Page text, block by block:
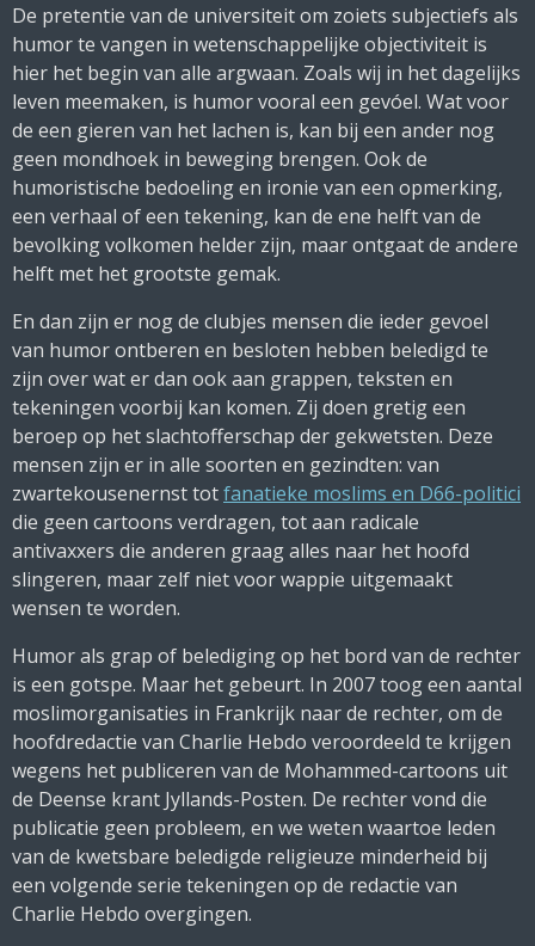
De pretentie van de universiteit om zoiets subjectiefs als
humor te vangen in wetenschappelijke objectiviteit is
hier het begin van alle argwaan. Zoals wij in het dagelijks
leven meemaken, is humor vooral een gevóel. Wat voor
de een gieren van het lachen is, kan bij een ander nog
geen mondhoek in beweging brengen. Ook de
humoristische bedoeling en ironie van een opmerking,
een verhaal of een tekening, kan de ene helft van de
bevolking volkomen helder zijn, maar ontgaat de andere
helft met het grootste gemak.
En dan zijn er nog de clubjes mensen die ieder gevoel
van humor ontberen en besloten hebben beledigd te
zijn over wat er dan ook aan grappen, teksten en
tekeningen voorbij kan komen. Zij doen gretig een
beroep op het slachtofferschap der gekwetsten. Deze
mensen zijn er in alle soorten en gezindten: van
zwartekousenernst totfanatieke moslims en D66-politici
die geen cartoons verdragen, tot aan radicale
antivaxxers die anderen graag alles naar het hoofd
slingeren, maar zelf niet voor wappie uitgemaakt
wensen te worden.
Humor als grap of belediging op het bord van de rechter
is een gotspe. Maar het gebeurt. In 2007 toog een aantal
moslimorganisaties in Frankrijk naar de rechter, om de
hoofdredactie van Charlie Hebdo veroordeeld te krijgen
wegens het publiceren van de Mohammed-cartoons uit
de Deense krant Jyllands-Posten. De rechter vond die
publicatie geen probleem, en we weten waartoe leden
van de kwetsbare beledigde religieuze minderheid bij
een volgende serie tekeningen op de redactie van
Charlie Hebdo overgingen.